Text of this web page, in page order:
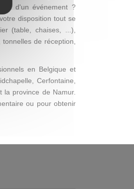
d'un événement ?
disposition tout se
(table, chaises, ...),
de réception,
en Belgique et
Cerfontaine,
la province de Namur.
ou pour obtenir